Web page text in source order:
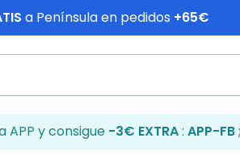
a Península en pedidos +65€
APP y consigue -3€ EXTRA: APP-FB